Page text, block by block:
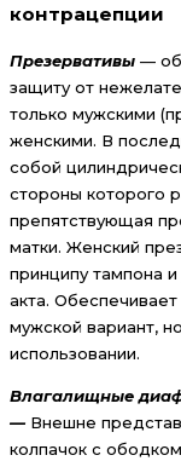
контрацепции
Презервативы —
защиту от
только мужскими
женскими. В
собой
стороны которого
препятствующая
матки. Женский
принципу тампона
акта.
мужской вариант,
использовании.
Влагалищные
— Внешне
колпачок с